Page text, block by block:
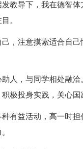
教导下，我在德智
。
，注意摸索适合自
人，与同学相处融
极投身实践，关心国
有益活动，高一时